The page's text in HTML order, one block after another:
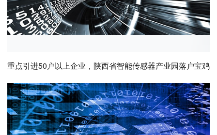
重点引进50户以上企业，陕西省智能传感器产业园落户宝鸡